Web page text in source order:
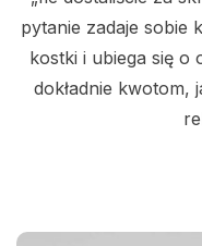
pytanie zadaje sobie
kostki i ubiega się o
dokładnie kwotom,